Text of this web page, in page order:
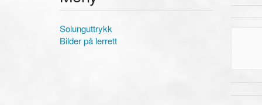
Solunguttrykk
Bilder på lerrett